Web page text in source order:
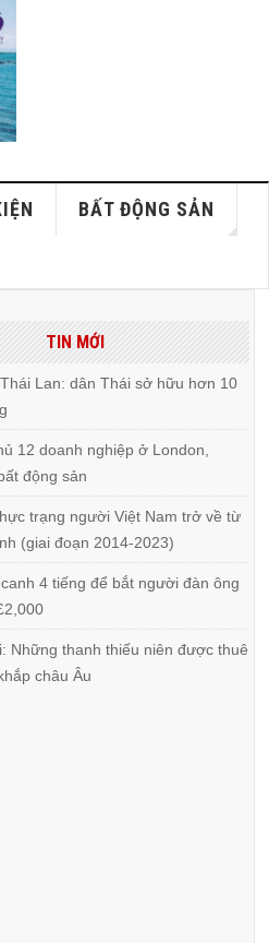
BẤT ĐỘNG SẢN
TIN MỚI
Lan: dân Thái sở hữu hơn 10
12 doanh nghiệp ở London,
động sản
trạng người Việt Nam trở về từ
(giai đoạn 2014-2023)
4 tiếng để bắt người đàn ông
Những thanh thiếu niên được thuê
châu Âu